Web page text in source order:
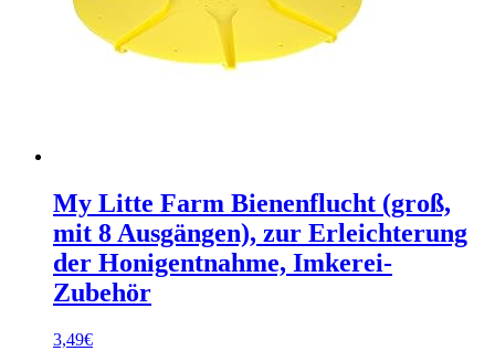
My Litte Farm Bienenflucht (groß,
mit 8 Ausgängen), zur Erleichterung
der Honigentnahme, Imkerei-
Zubehör
3,49€